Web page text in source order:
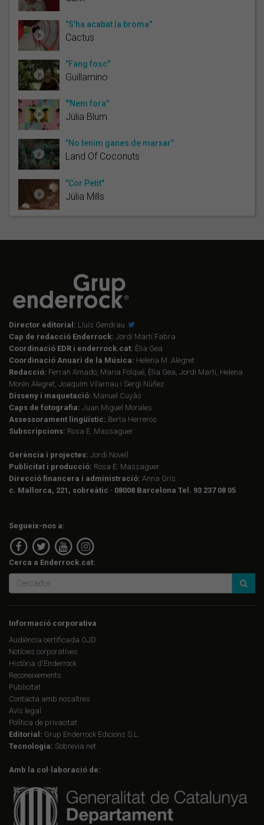
"S'ha acabat la broma"
Cactus
"Fang fosc"
Guillamino
"'Nem fora"
Júlia Blum
"No tenim ganes de marxar"
Land Of Coconuts
"Cor Petit"
Júlia Mills
Director editorial: Lluís Gendrau
Cap de redacció Enderrock: Jordi Martí Fabra
Coordinació EDR i enderrock.cat: Èlia Gea
Coordinació Anuari de la Música: Helena M. Alegret
Redacció: Ferran Amado, Maria Folqué, Èlia Gea, Jordi Martí, Helena
Morén Alegret, Joaquim Vilarnau i Sergi Núñez
Disseny i maquetació: Manuel Cuyàs
Caps de fotografia: Juan Miguel Morales
Assessorament lingüístic: Berta Herreros
Subscripcions: Rosa E. Massaguer
Gerència i projectes: Jordi Novell
Publicitat i producció: Rosa E. Massaguer
Direcció financera i administració: Anna Gris
c. Mallorca, 221, sobreàtic · 08008 Barcelona Tel. 93 237 08 05
Segueix-nos a:
Cerca a Enderrock.cat:
Informació corporativa
Audiència certificada OJD
Notícies corporatives
Història d'Enderrock
Reconeixements
Publicitat
Contacta amb nosaltres
Avís legal
Política de privacitat
Editorial: Grup Enderrock Edicions S.L.
Tecnologia: Sobrevia.net
Amb la col·laboració de: